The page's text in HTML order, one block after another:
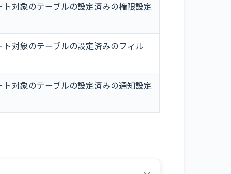
対象のテーブルの設定済みの権限設定
対象のテーブルの設定済みのフィル
対象のテーブルの設定済みの通知設定